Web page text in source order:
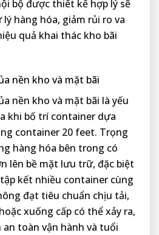
bộ được thiết kế hợp lý sẽ
hàng hóa, giảm rủi ro va
quả khai thác kho bãi
nền kho và mặt bãi
nền kho và mặt bãi là yếu
khi bố trí container dựa
container 20 feet. Trọng
hàng hóa bên trong có
lên bề mặt lưu trữ, đặc biệt
kết nhiều container cùng
đạt tiêu chuẩn chịu tải,
xuống cấp có thể xảy ra,
toàn vận hành và tuổi